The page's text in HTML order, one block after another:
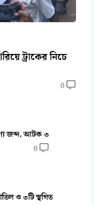
ট্রাকের নিচে
0
জব্দ, আটক ৩
0
ও ৩টি স্থগিত